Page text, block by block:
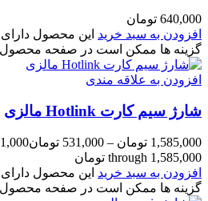
640,000 تومان
افزودن به سبد خرید این محصول
گزینه ها ممکن است در صفحه محصول
افزودن به علاقه مندی
شارژ سیم کارت Hotlink مالزی
1,585,000 تومان –
531,000 تومان
through 1,585,000 تومان
افزودن به سبد خرید این محصول
گزینه ها ممکن است در صفحه محصول